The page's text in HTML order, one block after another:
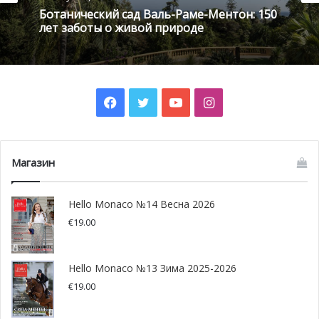
Особенные места
Основание Кап-д’Ай датируется 1879 годом. Барон
Повиль, основатель ресторана Le Petit Niçois, купил
здесь земельный участок и построил водолечебницу,
которую тут же стала посещать знатная клиентура.
Морская вода, свежий воздух и умиротворяющая
атмосфера благотворно влияли на здоровье гостей, и
уже на рубеже XIX-XX веков это место стало модным
Ботанический сад Валь-Раме-Ментон: 150
лет заботы о живой природе
Facebook
TwitterYouTubeInstagram
Магазин
Hello Monaco №14 Весна 2026
€19.00
Hello Monaco №13 Зима 2025-2026
€19.00